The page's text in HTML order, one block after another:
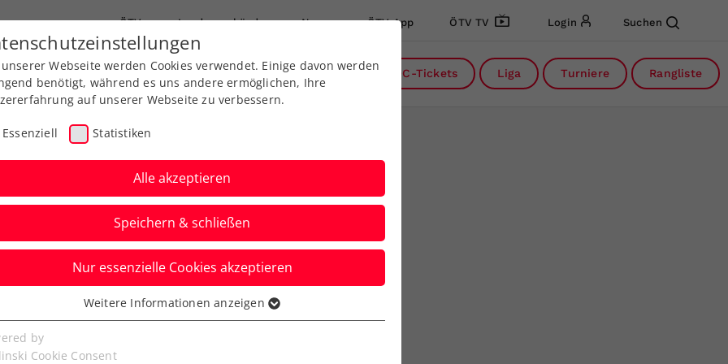
ÖTV Landesverbände News ÖTV App ÖTV TV Login Suchen
Ausbildung Services Über uns FAQ DC-Tickets Liga Turniere Rangliste
Leute an dich
und das Privileg
Webseite werden Cookies verwendet. Einige davon werden
benötigt, während es uns andere ermöglichen, Ihre
auf unserer Webseite zu verbessern.
Essenziell Statistiken
Alle akzeptieren
Speichern & schließen
Nur essenzielle Cookies akzeptieren
Cookies werden für grundlegende Funktionen der
benötigt. Dadurch ist gewährleistet, dass die Webseite
Weitere Informationen anzeigen
by
Cookie Consent